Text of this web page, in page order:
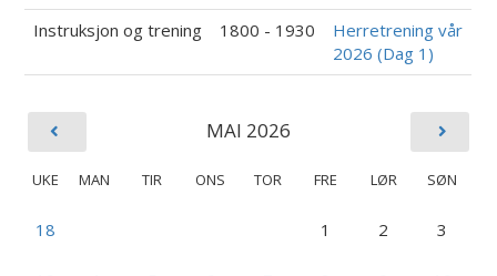
Instruksjon og trening
1800 - 1930
Herretrening vår
2026 (Dag 1)
MAI 2026
UKE MAN TIR ONS TOR FRE LØR SØN
18 1 2 3